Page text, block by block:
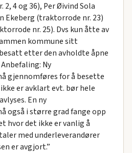
4 og 36), Per Øivind Sola
Ekeberg (traktorrode nr. 23)
nr. 25). Dvs kun åtte av
kommune sitt
etter den avholdte åpne
Ny
gjennomføres for å besette
er avklart evt. bør hele
En ny
også i større grad fange opp
hvor det ikke er vanlig å
med underleverandører
er avgjort.”